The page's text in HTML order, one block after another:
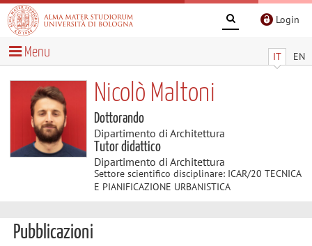
Login
IT EN
Menu
Nicolò Maltoni
Dottorando
Dipartimento di Architettura
Tutor didattico
Dipartimento di Architettura
Settore scientifico disciplinare: ICAR/20 TECNICA
E PIANIFICAZIONE URBANISTICA
Pubblicazioni